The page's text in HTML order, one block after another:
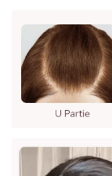
Pour mesurer la
centre du bonnet
Pour les
cheveux avant de